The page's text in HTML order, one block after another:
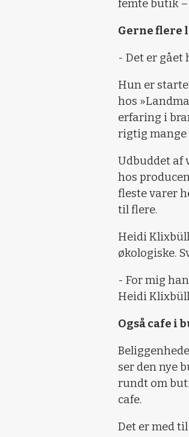
femte butik
Gerne flere
- Det er
Hun er
hos
erfaring i
rigtig mange
Udbuddet af
hos
fleste varer
til flere.
Heidi
økologiske.
- For mig
Heidi
Også cafe i
ser den nye
rundt om
cafe.
Det er med